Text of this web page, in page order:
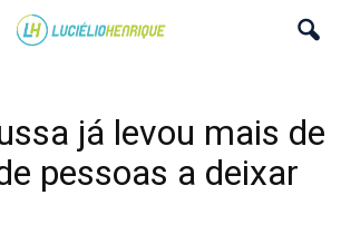
já levou mais de
pessoas a deixar